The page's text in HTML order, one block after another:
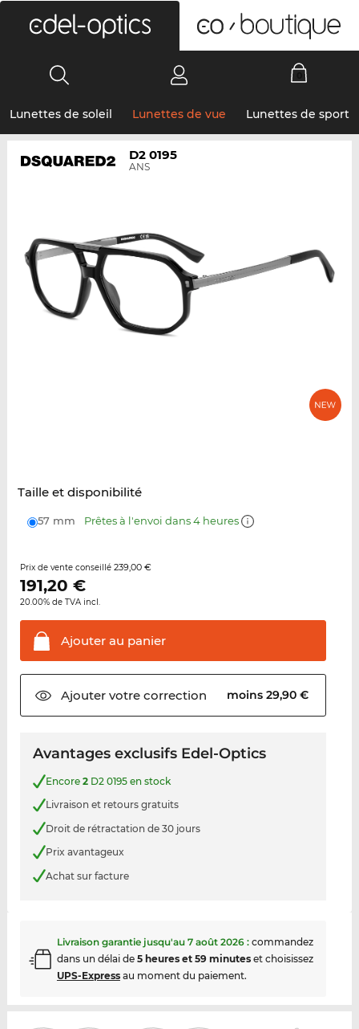
Lunettes de soleil Lunettes de vue Lunettes de sport
D2 0195
ANS
Taille et disponibilité
57 mm Prêtes à l'envoi dans 4 heures
Prix de vente conseillé 239,00 €
191,20 €
20.00% de TVA incl.
Ajouter au panier
Ajouter votrecorrection moins 29,90 €
Avantages exclusifs Edel-Optics
Encore 2D2 0195 en stock
Livraison et retours gratuits
Droit de rétractation de 30 jours
Prix avantageux
Achat sur facture
Livraison garantie jusqu'au 7 août 2026: commandez
dans un délai de 5 heures et 59 minuteset choisissez
UPS-Expressau moment du paiement.